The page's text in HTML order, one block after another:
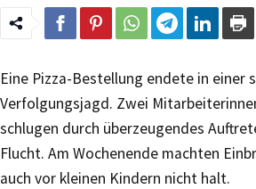
Eine Pizza-Bestellung endete in einer
Verfolgungsjagd. Zwei
schlugen durch überzeugendes
Flucht. Am Wochenende machten
auch vor kleinen Kindern nicht halt.